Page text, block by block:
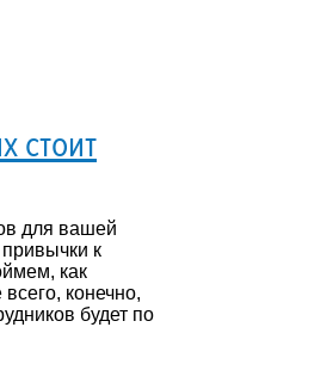
стоит
для вашей
к
как
конечно,
будет по